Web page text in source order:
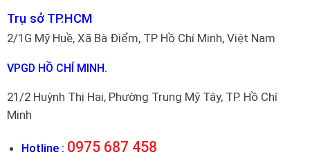
Trụ sở TP.HCM
2/1G Mỹ Huề, Xã Bà Điểm, TP Hồ Chí Minh, Việt Nam
VPGD HỒ CHÍ MINH.
21/2 Huỳnh Thị Hai, Phường Trung Mỹ Tây, TP. Hồ Chí
Minh
Hotline : 0975 687 458